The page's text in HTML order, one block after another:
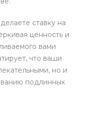
ставку на
ценность и
вами
что ваши
но и
подлинных